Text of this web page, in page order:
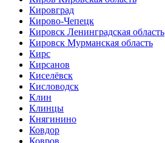
Кировград
Кирово-Чепецк
Кировск Ленинградская область
Кировск Мурманская область
Кирс
Кирсанов
Киселёвск
Кисловодск
Клин
Клинцы
Княгинино
Ковдор